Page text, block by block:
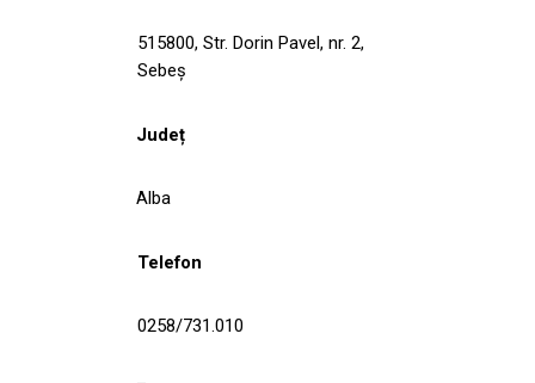
515800, Str. Dorin Pavel, nr. 2,
Sebeş
Județ
Alba
Telefon
0258/731.010